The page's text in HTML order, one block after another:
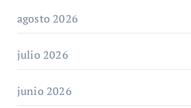
agosto 2026
julio 2026
junio 2026